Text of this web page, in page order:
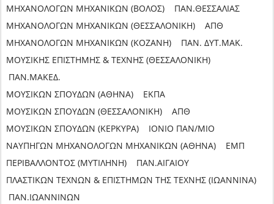
ΜΗΧΑΝΟΛΟΓΩΝ ΜΗΧΑΝΙΚΩΝ (ΒΟΛΟΣ) ΠΑΝ.ΘΕΣΣΑΛΙΑΣ
ΜΗΧΑΝΟΛΟΓΩΝ ΜΗΧΑΝΙΚΩΝ (ΘΕΣΣΑΛΟΝΙΚΗ) ΑΠΘ
ΜΗΧΑΝΟΛΟΓΩΝ ΜΗΧΑΝΙΚΩΝ (ΚΟΖΑΝΗ) ΠΑΝ. ΔΥΤ.ΜΑΚ.
ΜΟΥΣΙΚΗΣ ΕΠΙΣΤΗΜΗΣ & ΤΕΧΝΗΣ (ΘΕΣΣΑΛΟΝΙΚΗ)
ΠΑΝ.ΜΑΚΕΔ.
ΜΟΥΣΙΚΩΝ ΣΠΟΥΔΩΝ (ΑΘΗΝΑ) ΕΚΠΑ
ΜΟΥΣΙΚΩΝ ΣΠΟΥΔΩΝ (ΘΕΣΣΑΛΟΝΙΚΗ) ΑΠΘ
ΜΟΥΣΙΚΩΝ ΣΠΟΥΔΩΝ (ΚΕΡΚΥΡΑ) ΙΟΝΙΟ ΠΑΝ/ΜΙΟ
ΝΑΥΠΗΓΩΝ ΜΗΧΑΝΟΛΟΓΩΝ ΜΗΧΑΝΙΚΩΝ (ΑΘΗΝΑ) ΕΜΠ
ΠΕΡΙΒΑΛΛΟΝΤΟΣ (ΜΥΤΙΛΗΝΗ) ΠΑΝ.ΑΙΓΑΙΟΥ
ΠΛΑΣΤΙΚΩΝ ΤΕΧΝΩΝ & ΕΠΙΣΤΗΜΩΝ ΤΗΣ ΤΕΧΝΗΣ (ΙΩΑΝΝΙΝΑ)
ΠΑΝ.ΙΩΑΝΝΙΝΩΝ